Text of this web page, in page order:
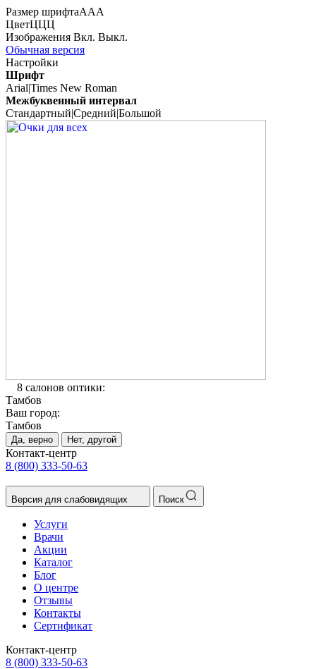
Размер шрифтаААА
ЦветЦЦЦ
Изображения Вкл. Выкл.
Обычная версия
Настройки
Шрифт
Arial|Times New Roman
Межбуквенный интервал
Стандартный|Средний|Большой
8 салонов оптики:
Тамбов
Ваш город:
Тамбов
Да, верно Нет, другой
Контакт-центр
8 (800) 333-50-63
Версия для слабовидящих Поиск
Услуги
Врачи
Акции
Каталог
Блог
О центре
Отзывы
Контакты
Сертификат
Контакт-центр
8 (800) 333-50-63